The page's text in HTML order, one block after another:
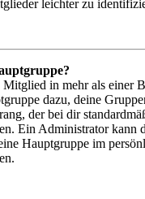
leichter zu
Mitglied in mehr als einer
dazu, deine
der bei dir
Ein Administrator kann
Hauptgruppe im